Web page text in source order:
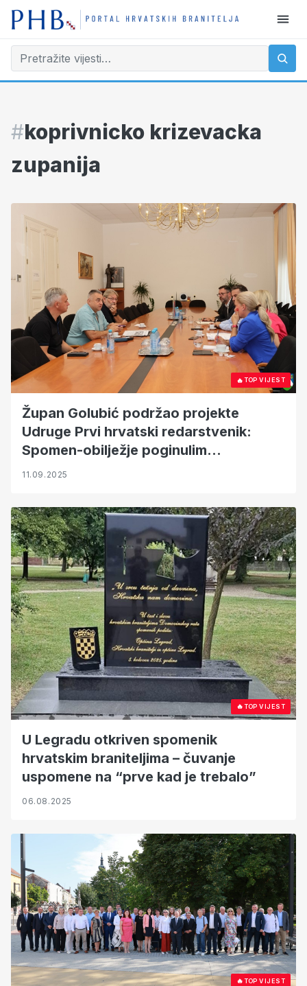
#koprivnicko krizevacka
zupanija
🔥TOP VIJEST
Župan Golubić podržao projekte
Udruge Prvi hrvatski redarstvenik:
Spomen-obilježje poginulim
policajcima i pisanica posvećena
11.09.2025
🔥TOP VIJEST
U Legradu otkriven spomenik
hrvatskim braniteljima – čuvanje
uspomene na “prve kad je trebalo”
06.08.2025
🔥TOP VIJEST